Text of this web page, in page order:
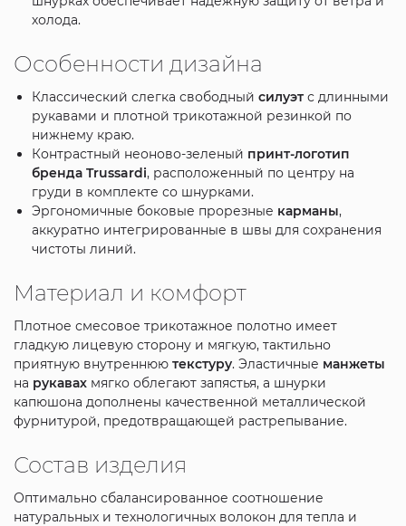
холода.
Особенности дизайна
Классический слегка свободный силуэтс длинными
рукавами и плотной трикотажной резинкой по
нижнему краю.
Контрастный неоново-зеленый принт-логотип
бренда Trussardi, расположенный по центру на
груди в комплекте со шнурками.
Эргономичные боковые прорезные карманы,
аккуратно интегрированные в швы для сохранения
чистоты линий.
Материал и комфорт
Плотное смесовое трикотажное полотно имеет
гладкую лицевую сторону и мягкую, тактильно
приятную внутреннюю текстуру. Эластичные манжеты
на рукавахмягко облегают запястья, а шнурки
капюшона дополнены качественной металлической
фурнитурой, предотвращающей растрепывание.
Состав изделия
Оптимально сбалансированное соотношение
натуральных и технологичных волокон для тепла и